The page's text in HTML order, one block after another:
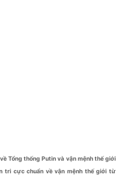
Tổng thống Putin và vận mệnh thế giới
tri cực chuẩn về vận mệnh thế giới từ